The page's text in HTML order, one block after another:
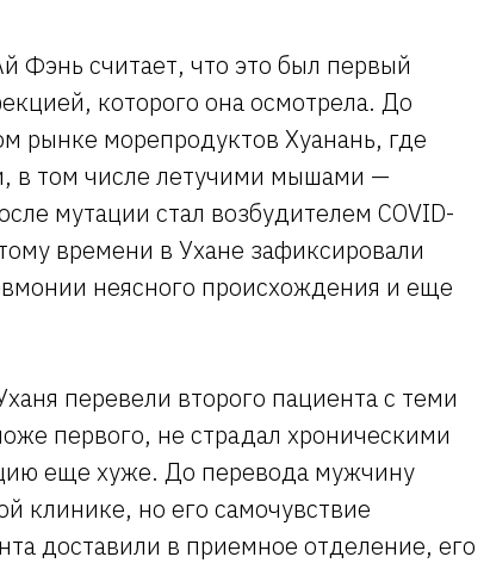
считает, что это был первый
которого она осмотрела. До
рынке морепродуктов Хуанань, где
в том числе летучими мышами —
мутации стал возбудителем COVID-
времени в Ухане зафиксировали
неясного происхождения и еще
перевели второго пациента с теми
первого, не страдал хроническими
еще хуже. До перевода мужчину
клинике, но его самочувствие
доставили в приемное отделение, его